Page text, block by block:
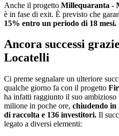
Anche il progetto Millequaranta -
è in fase di exit. È previsto che
15% entro un periodo di 18 mesi.
Ancora successi
Locatelli
Ci preme segnalare un ulteriore
qualche giorno fa con il progetto
ha infatti raggiunto il suo ambizioso
milione in poche ore, chiudendo in
di raccolta e 136 investitori. Il
legato a diversi elementi: